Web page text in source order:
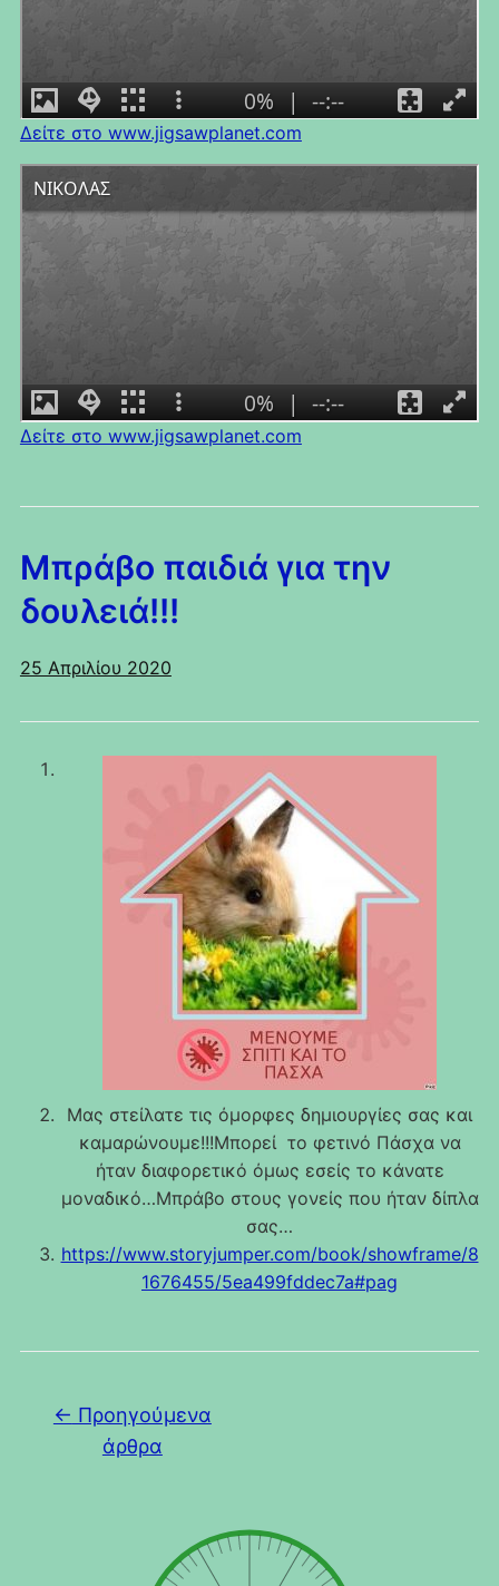
Δείτε στο www.jigsawplanet.com
Δείτε στο www.jigsawplanet.com
Μπράβο παιδιά για την
δουλειά!!!
25 Απριλίου 2020
Μας στείλατε τις όμορφες δημιουργίες σας και
καμαρώνουμε!!!Μπορεί το φετινό Πάσχα να
ήταν διαφορετικό όμως εσείς το κάνατε
μοναδικό…Μπράβο στους γονείς που ήταν δίπλα
σας…
https://www.storyjumper.com/book/showframe/8
1676455/5ea499fddec7a#pag
Πλοήγηση άρθρων
← Προηγούμενα
άρθρα